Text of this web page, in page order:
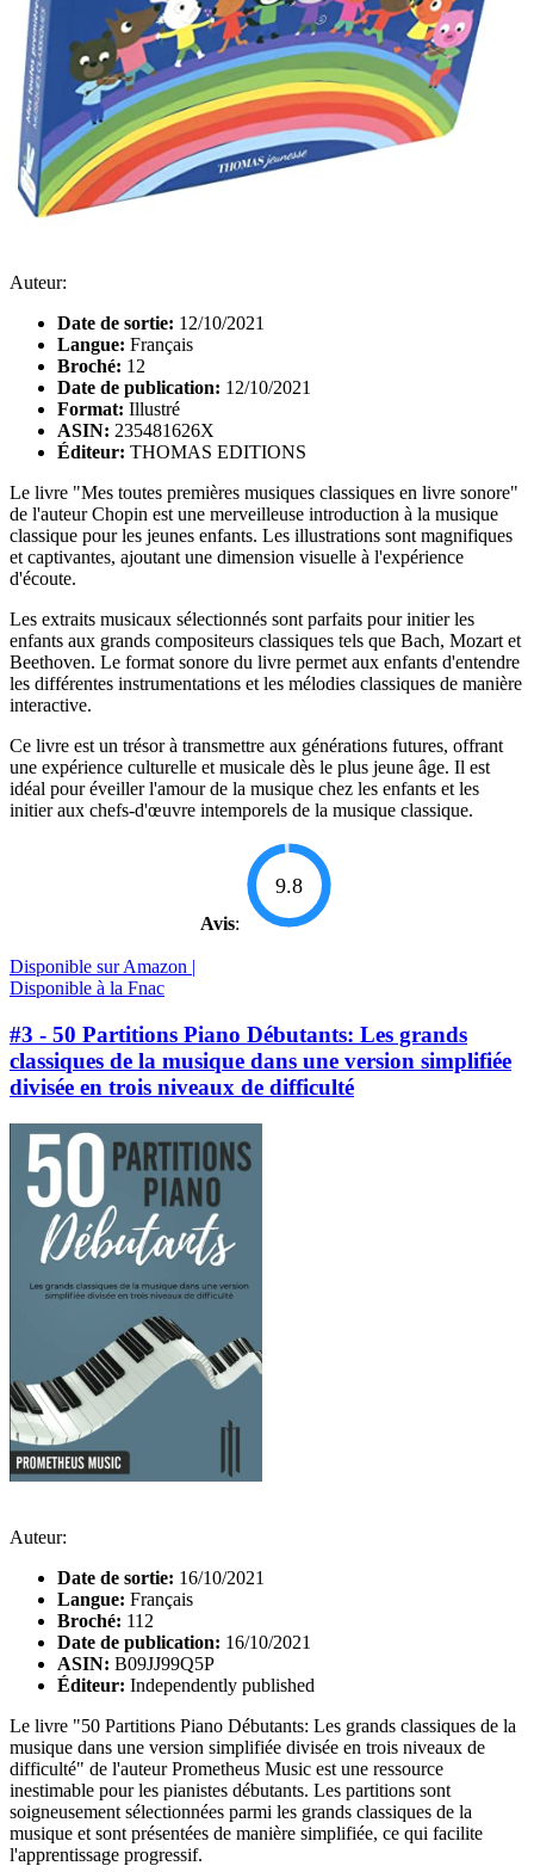
Auteur:
Date de sortie: 12/10/2021
Langue: Français
Broché: 12
Date de publication: 12/10/2021
Format: Illustré
ASIN: 235481626X
Éditeur: THOMAS EDITIONS
Le livre "Mes toutes premières musiques classiques en livre sonore"
de l'auteur Chopin est une merveilleuse introduction à la musique
classique pour les jeunes enfants. Les illustrations sont magnifiques
et captivantes, ajoutant une dimension visuelle à l'expérience
d'écoute.
Les extraits musicaux sélectionnés sont parfaits pour initier les
enfants aux grands compositeurs classiques tels que Bach, Mozart et
Beethoven. Le format sonore du livre permet aux enfants d'entendre
les différentes instrumentations et les mélodies classiques de manière
interactive.
Ce livre est un trésor à transmettre aux générations futures, offrant
une expérience culturelle et musicale dès le plus jeune âge. Il est
idéal pour éveiller l'amour de la musique chez les enfants et les
initier aux chefs-d'œuvre intemporels de la musique classique.
Avis:
9.8
Disponible sur Amazon |
Disponible à la Fnac
#3 - 50 Partitions Piano Débutants: Les grands
classiques de la musique dans une version simplifiée
divisée en trois niveaux de difficulté
Auteur:
Date de sortie: 16/10/2021
Langue: Français
Broché: 112
Date de publication: 16/10/2021
ASIN: B09JJ99Q5P
Éditeur: Independently published
Le livre "50 Partitions Piano Débutants: Les grands classiques de la
musique dans une version simplifiée divisée en trois niveaux de
difficulté" de l'auteur Prometheus Music est une ressource
inestimable pour les pianistes débutants. Les partitions sont
soigneusement sélectionnées parmi les grands classiques de la
musique et sont présentées de manière simplifiée, ce qui facilite
l'apprentissage progressif.